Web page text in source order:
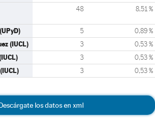
48 8,51 %
5 0,89 %
(IUCL) 3 0,53 %
3 0,53 %
3 0,53 %
los datos en xml